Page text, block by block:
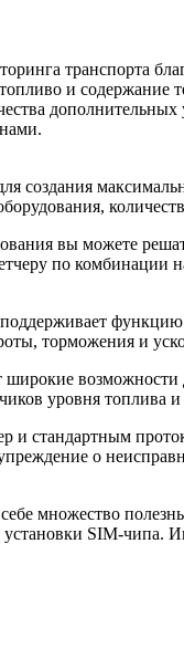
транспорта
и
создания
вы можете
по комбинации
торможения и
возможности
уровня топлива
и стандартным
о
множество
SIM-чипа.